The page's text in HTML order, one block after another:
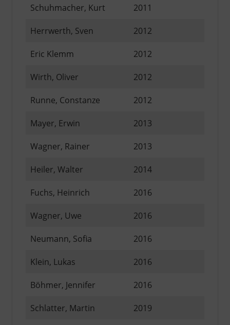
Schuhmacher, Kurt 2011
Herrwerth, Sven 2012
Eric Klemm 2012
Wirth, Oliver 2012
Runne, Constanze 2012
Mayer, Erwin 2013
Wagner, Rainer 2013
Heiler, Walter 2014
Fuchs, Heinrich 2016
Wagner, Uwe 2016
Neumann, Sofia 2016
Klein, Lukas 2016
Böhmer, Jennifer 2016
Schlatter, Martin 2019